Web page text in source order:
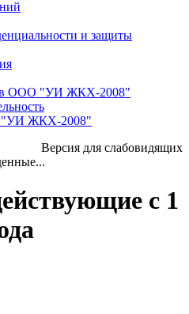
и защиты
ООО "УИ ЖКХ-2008"
"УИ ЖКХ-2008"
Версия для слабовидящих
с 1